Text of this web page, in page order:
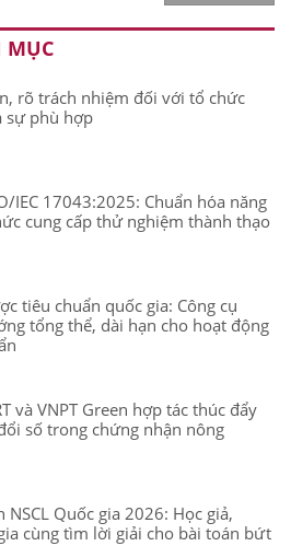
MỤC
rõ trách nhiệm đối với tổ chức
sự phù hợp
IEC 17043:2025: Chuẩn hóa năng
cung cấp thử nghiệm thành thạo
tiêu chuẩn quốc gia: Công cụ
tổng thể, dài hạn cho hoạt động
và VNPT Green hợp tác thúc đẩy
số trong chứng nhận nông
NSCL Quốc gia 2026: Học giả,
cùng tìm lời giải cho bài toán bứt